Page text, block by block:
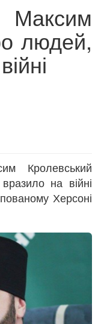
людей,
Кролевський
на війні
Херсоні